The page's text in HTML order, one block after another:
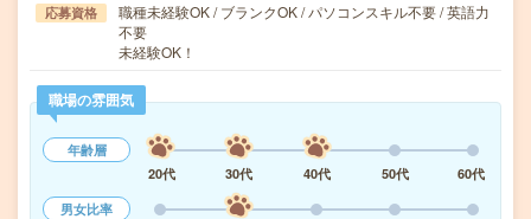
応募資格
職種未経験OK / ブランクOK / パソコンスキル不要 / 英語力
不要
未経験OK！
職場の雰囲気
年齢層
20代
30代 40代 50代
60代
男女比率